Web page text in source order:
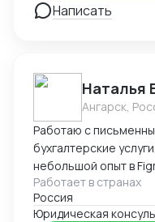
обслуживания
Написать
Наталья
Ангарск,
Работаю с
бухгалтерские
небольшой опыт в
составляю и
подработку,
Работает в странах
Россия
Юридическая